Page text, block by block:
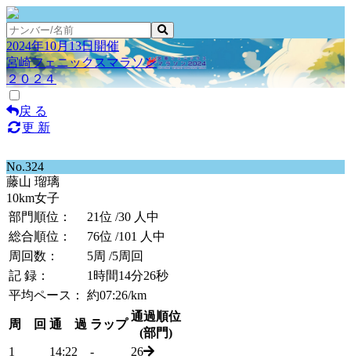
2024年10月13日開催
宮崎フェニックスマラソン
２０２４
戻 る
更 新
No.324
藤山 瑠璃
10km女子
部門順位：
21位 /30 人中
総合順位：
76位 /101 人中
周回数：
5周 /5周回
記 録：
1時間14分26秒
平均ペース：
約07:26/km
周 回 通 過 ラップ
通過順位
(部門)
1
14:22 -
26